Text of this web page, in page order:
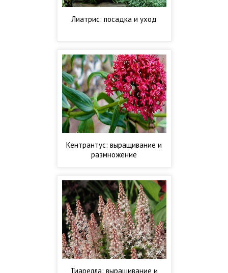
Лиатрис: посадка и уход
Кентрантус: выращивание и
размножение
Тиарелла: выращивание и